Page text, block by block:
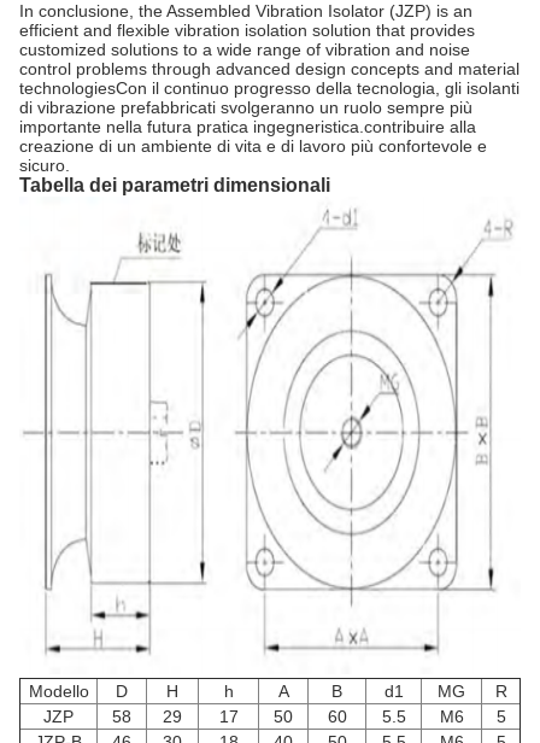
In conclusione, the Assembled Vibration Isolator (JZP) is an
efficient and flexible vibration isolation solution that provides
customized solutions to a wide range of vibration and noise
control problems through advanced design concepts and material
technologiesCon il continuo progresso della tecnologia, gli isolanti
di vibrazione prefabbricati svolgeranno un ruolo sempre più
importante nella futura pratica ingegneristica.contribuire alla
creazione di un ambiente di vita e di lavoro più confortevole e
sicuro.
Tabella dei parametri dimensionali
Modello D H h A B d1 MG
R
JZP
58 29 17 50 60 5.5 M6
5